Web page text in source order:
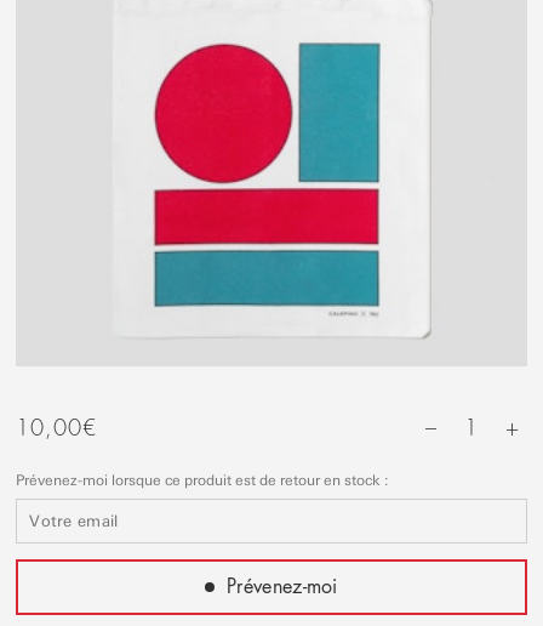
10,00€ – +
Prévenez-moi lorsque ce produit est de retour en stock :
Prévenez-moi